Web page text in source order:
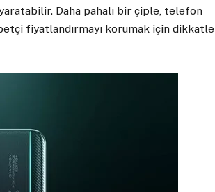
Daha pahalı bir çiple, telefon
fiyatlandırmayı korumak için dikkatle